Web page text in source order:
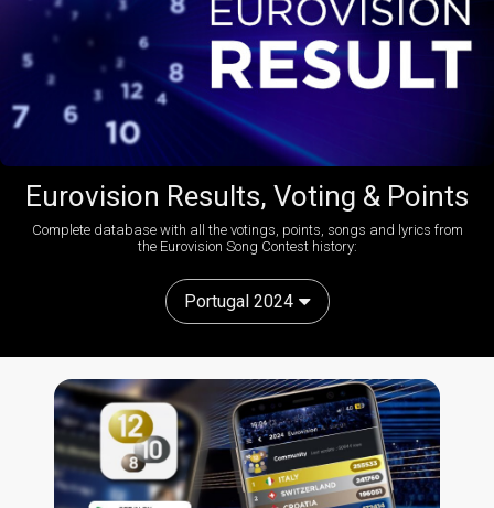
Eurovision Results, Voting & Points
Complete database with all the votings, points, songs and lyrics from
the Eurovision Song Contest history:
Portugal 2024